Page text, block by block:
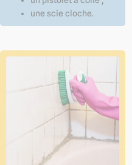
une scie cloche.